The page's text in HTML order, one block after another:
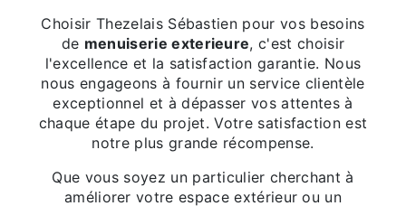
Choisir Thezelais Sébastien pour vos besoins
de menuiserie exterieure, c'est choisir
l'excellence et la satisfaction garantie. Nous
nous engageons à fournir un service clientèle
exceptionnel et à dépasser vos attentes à
chaque étape du projet. Votre satisfaction est
notre plus grande récompense.
Que vous soyez un particulier cherchant à
améliorer votre espace extérieur ou un